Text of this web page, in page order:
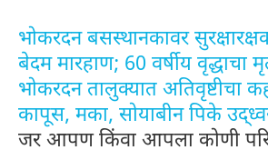
भोकरदन बसस्थानकावर
बेदम मारहाण; 60 वर्षीय वृद्धाचा
भोकरदन तालुक्यात अतिवृष्टीचा
कापूस, मका, सोयाबीन पिके
जर आपण किंवा आपला कोणी